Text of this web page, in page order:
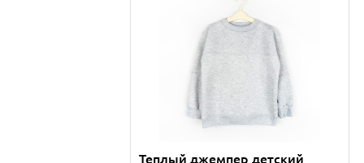
Теплый джемпер детский